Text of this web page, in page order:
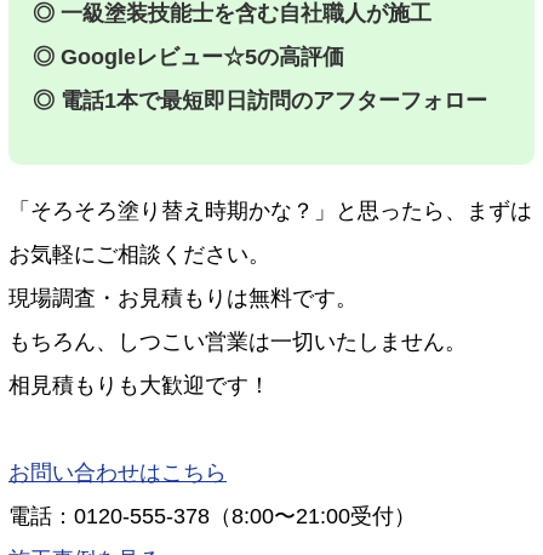
◎ 一級塗装技能士を含む自社職人が施工
◎ Googleレビュー☆5の高評価
◎ 電話1本で最短即日訪問のアフターフォロー
「そろそろ塗り替え時期かな？」と思ったら、まずは
お気軽にご相談ください。
現場調査・お見積もりは無料です。
もちろん、しつこい営業は一切いたしません。
相見積もりも大歓迎です！
お問い合わせはこちら
電話：0120-555-378（8:00〜21:00受付）